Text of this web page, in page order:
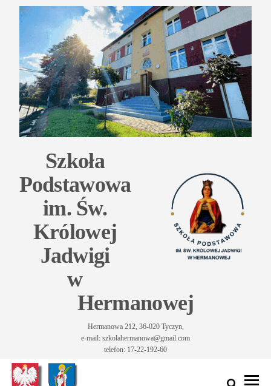
Przejdź
Szkoła
Podstawowa
im. Św.
Królowej
Jadwigi
w
Hermanowej
Hermanowa 212, 36-020 Tyczyn,
e-mail: szkolahermanowa@gmail.com
telefon: 17-22-192-60